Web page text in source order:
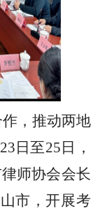
，推动两地
日至25日，
师协会会长
市，开展考